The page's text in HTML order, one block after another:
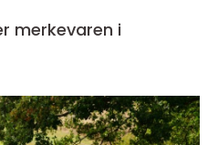
merkevaren i